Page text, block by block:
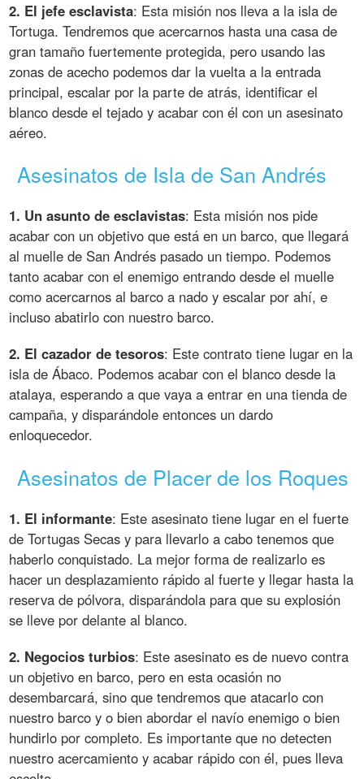
2. El jefe esclavista: Esta misión nos lleva a la isla de
Tortuga. Tendremos que acercarnos hasta una casa de
gran tamaño fuertemente protegida, pero usando las
zonas de acecho podemos dar la vuelta a la entrada
principal, escalar por la parte de atrás, identificar el
blanco desde el tejado y acabar con él con un asesinato
aéreo.
Asesinatos de Isla de San Andrés
1. Un asunto de esclavistas: Esta misión nos pide
acabar con un objetivo que está en un barco, que llegará
al muelle de San Andrés pasado un tiempo. Podemos
tanto acabar con el enemigo entrando desde el muelle
como acercarnos al barco a nado y escalar por ahí, e
incluso abatirlo con nuestro barco.
2. El cazador de tesoros: Este contrato tiene lugar en la
isla de Ábaco. Podemos acabar con el blanco desde la
atalaya, esperando a que vaya a entrar en una tienda de
campaña, y disparándole entonces un dardo
enloquecedor.
Asesinatos de Placer de los Roques
1. El informante: Este asesinato tiene lugar en el fuerte
de Tortugas Secas y para llevarlo a cabo tenemos que
haberlo conquistado. La mejor forma de realizarlo es
hacer un desplazamiento rápido al fuerte y llegar hasta la
reserva de pólvora, disparándola para que su explosión
se lleve por delante al blanco.
2. Negocios turbios: Este asesinato es de nuevo contra
un objetivo en barco, pero en esta ocasión no
desembarcará, sino que tendremos que atacarlo con
nuestro barco y o bien abordar el navío enemigo o bien
hundirlo por completo. Es importante que no detecten
nuestro acercamiento y acabar rápido con él, pues lleva